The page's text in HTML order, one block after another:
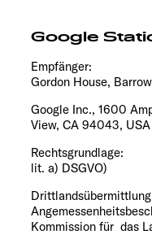
Google
Empfänger:
Gordon House,
Google Inc., 1600
View, CA 94043, USA
lit. a) DSGVO)
Kommission für das